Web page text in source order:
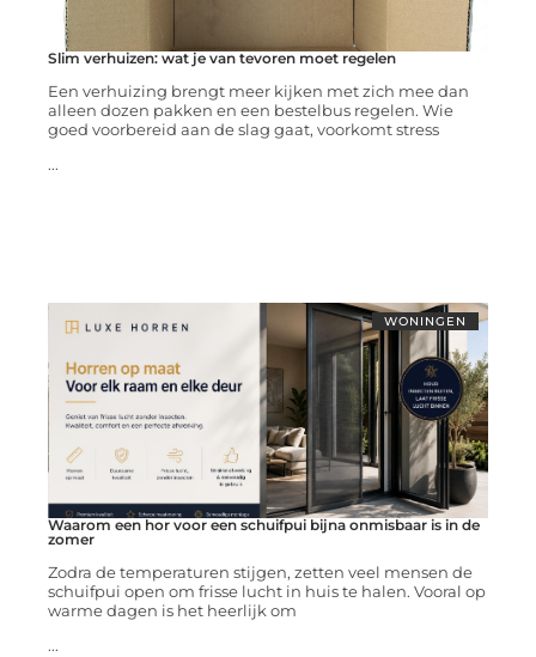
Slim verhuizen: wat je van tevoren moet regelen
Een verhuizing brengt meer kijken met zich mee dan
alleen dozen pakken en een bestelbus regelen. Wie
goed voorbereid aan de slag gaat, voorkomt stress
...
WONINGEN
Waarom een hor voor een schuifpui bijna onmisbaar is in de
zomer
Zodra de temperaturen stijgen, zetten veel mensen de
schuifpui open om frisse lucht in huis te halen. Vooral op
warme dagen is het heerlijk om
...